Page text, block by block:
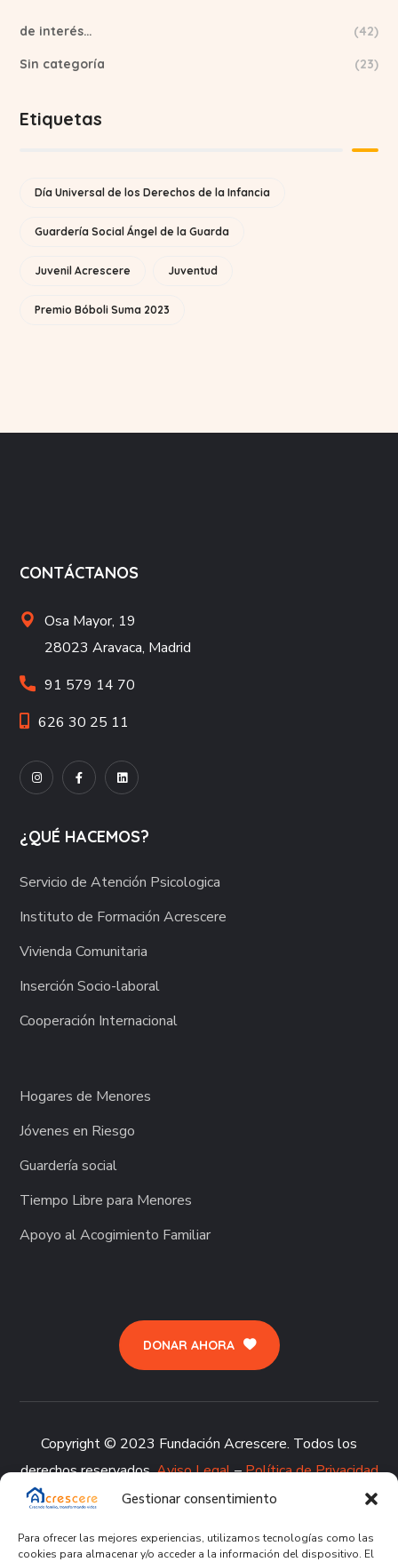
Gestionar consentimiento
Para ofrecer las mejores experiencias, utilizamos tecnologías como las
cookies para almacenar y/o acceder a la información del dispositivo. El
de interés… (42)
Sin categoría (23)
Etiquetas
Día Universal de los Derechos de la Infancia
Guardería Social Ángel de la Guarda
Juvenil Acrescere Juventud
Premio Bóboli Suma 2023
CONTÁCTANOS
Osa Mayor, 19
28023 Aravaca, Madrid
91 579 14 70
626 30 25 11
¿QUÉ HACEMOS?
Servicio de Atención Psicologica
Instituto de Formación Acrescere
Vivienda Comunitaria
Inserción Socio-laboral
Cooperación Internacional
Hogares de Menores
Jóvenes en Riesgo
Guardería social
Tiempo Libre para Menores
Apoyo al Acogimiento Familiar
DONAR AHORA
Copyright © 2023 Fundación Acrescere. Todos los
derechos reservados.Aviso Legal–Política de Privacidad
–Política de Cookies–Política de Calidad